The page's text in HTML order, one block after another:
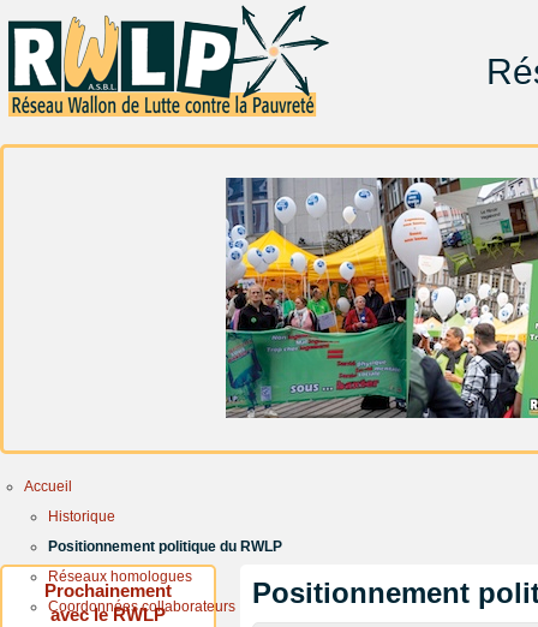
Accueil
Historique
Positionnement politique du RWLP
Réseaux homologues
Coordonnées collaborateurs
Prochainement
avec le RWLP
Positionnement